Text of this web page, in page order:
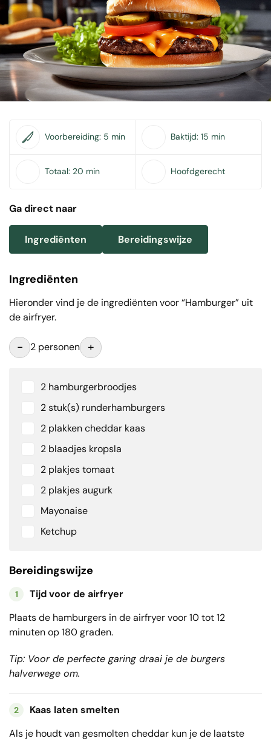
Voorbereiding: 5 min Baktijd: 15 min
Totaal: 20 min Hoofdgerecht
Ga direct naar
Ingrediënten Bereidingswijze
Ingrediënten
Hieronder vind je de ingrediënten voor “Hamburger” uit
de airfryer.
- 2 personen +
2 hamburgerbroodjes
2 stuk(s) runderhamburgers
2 plakken cheddar kaas
2 blaadjes kropsla
2 plakjes tomaat
2 plakjes augurk
Mayonaise
Ketchup
Bereidingswijze
1
Tijd voor de airfryer
Plaats de hamburgers in de airfryer voor 10 tot 12
minuten op 180 graden.
Tip: Voor de perfecte garing draai je de burgers
halverwege om.
2
Kaas laten smelten
Als je houdt van gesmolten cheddar kun je de laatste